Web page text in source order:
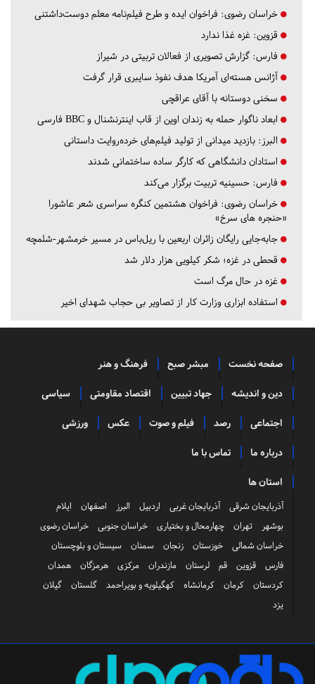
خراسان رضوی: فراخوان ایده و طرح فیلم‌نامه معلم دوست‌داشتنی
قزوین: غزه غذا ندارد
فارس: گزارش تصویری از فعالان تربیتی در شیراز
آژانس هسته‌ای آمریکا هدف نفوذ سایبری قرار گرفت
سخنی دوستانه با آقای عراقچی
ابعاد ناگوار حمله به زندان اوین از قاب اینترنشنال و BBC فارسی
البرز: بازدید میدانی از تولید فیلم‌های خرده‌روایت داستانی
استادان دانشگاهی که کارگر ساده ساختمانی شدند
فارس: حسینیه تربیت برگزار می‌کند
خراسان رضوی: فراخوان هشتمین کنگره سراسری شعر عاشورا
«حنجره های سرخ»
جابه‌جایی رایگان زائران اربعین با ریل‌باس در مسیر خرمشهر-شلمچه
قحطی در غزه؛ شکر کیلویی هزار دلار شد
غزه در حال مرگ است
استفاده ابزاری وزارت کار از تصاویر بی حجاب شهدای اخیر
صفحه نخست مبشر صبح فرهنگ و هنر
دین و اندیشه جهاد تبیین اقتصاد مقاومتی سیاسی
اجتماعی رصد فیلم و صوت عکس ورزشی
درباره ما تماس با ما
استان ها
آذربایجان شرقی آذربایجان غربی اردبیل البرز اصفهان
ایلام
بوشهر
تهران چهارمحال و بختیاری خراسان جنوبی
خراسان رضوی
خراسان شمالی
خوزستان زنجان سمنان
سیستان و بلوچستان
فارس
قزوین قم لرستان مازندران مرکزی هرمزگان
همدان
کردستان
کرمان کرمانشاه کهگیلویه و بویراحمد گلستان
گیلان
یزد